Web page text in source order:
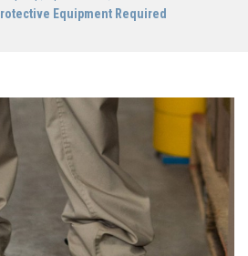
Equipment Required